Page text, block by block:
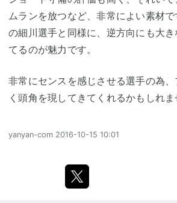
ムランを放つなど、非常によい素材
の細川選手と同様に、逆方向にも大
てるのが魅力です。
非常にセンスを感じさせる選手の為
く頭角を現してきてくれるかもしれま
yanyan-com 2016-10-15 10:01